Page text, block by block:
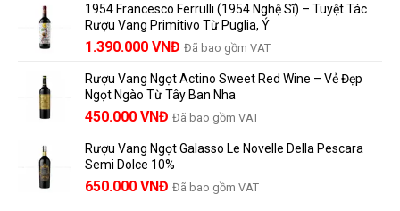
vang
nên
biết
Thành
là:
495.000 VNĐ.
tại
là:
450.000 VNĐ.
1954 Francesco Ferrulli (1954 Nghệ Sĩ) – Tuyệt Tác
Rượu Vang Primitivo Từ Puglia, Ý
Giá
là:
1.529.000 VNĐ.
1.390.000 VNĐ Giá
tại
là:
1.390.000 VNĐ.
Đã bao gồm VAT
Rượu Vang Ngọt Actino Sweet Red Wine – Vẻ Đẹp
Ngọt Ngào Từ Tây Ban Nha
450.000 VNĐ Đã bao gồm VAT
Rượu Vang Ngọt Galasso Le Novelle Della Pescara
Semi Dolce 10%
650.000 VNĐ Đã bao gồm VAT